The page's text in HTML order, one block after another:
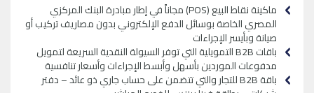
ماكينة نقاط البيع (POS) مجاناً في إطار مبادرة البنك المركزي
المصري الخاصة بوسائل الدفع الإلكتروني بدون مصاريف تركيب أو
صيانة وبأيسر الإجراءات
باقات B2B التمويلية التي توفر السيولة النقدية السريعة لتمويل
مدفوعات الموردين بأسهل وأبسط الإجراءات وأسعار تنافسية
باقة B2B للتجار والتي تتضمن على حساب جاري ذو عائد – دفتر